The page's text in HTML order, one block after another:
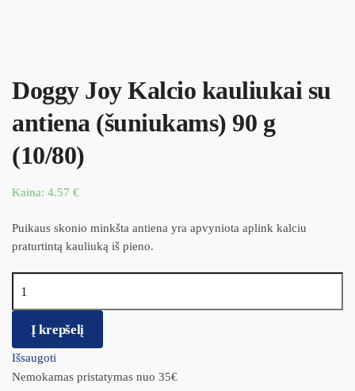
Doggy Joy Kalcio kauliukai su
antiena (šuniukams) 90 g
(10/80)
Kaina: 4.57 €
Puikaus skonio minkšta antiena yra apvyniota aplink kalciu
praturtintą kauliuką iš pieno.
Į krepšelį
Išsaugoti
Nemokamas pristatymas nuo 35€